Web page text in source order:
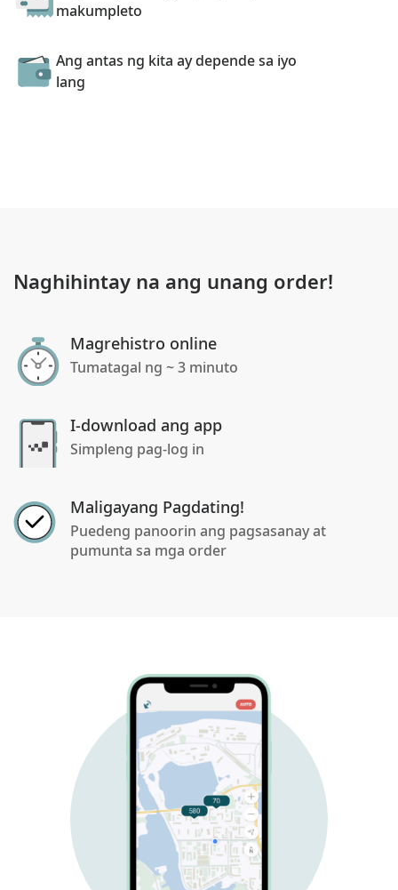
makumpleto
Ang antas ng kita ay depende sa iyo
lang
Naghihintay na ang unang order!
Magrehistro online
Tumatagal ng ~ 3 minuto
I-download ang app
Simpleng pag-log in
Maligayang Pagdating!
Puedeng panoorin ang pagsasanay at
pumunta sa mga order